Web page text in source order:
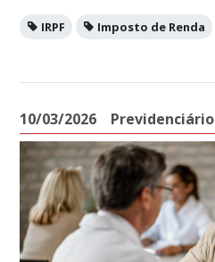
IRPF Imposto de Renda
10/03/2026 Previdenciário